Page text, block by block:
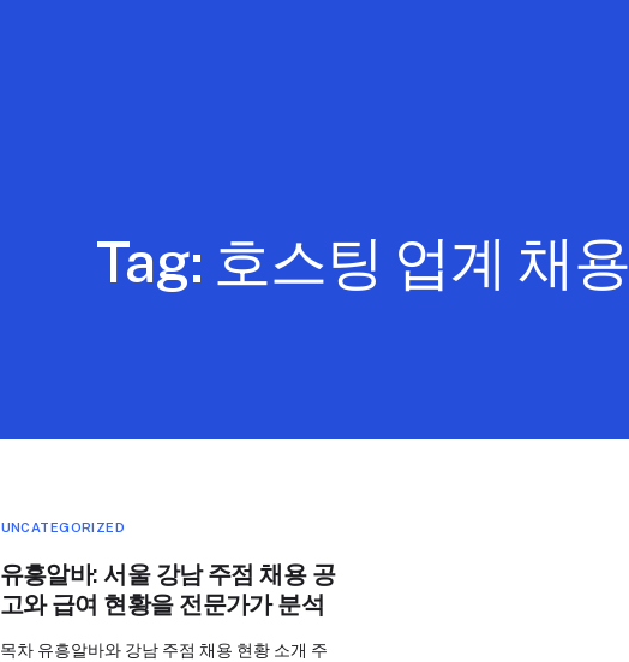
Tag: 호스팅 업계 채용
UNCATEGORIZED
유흥알바: 서울 강남 주점 채용 공
고와 급여 현황을 전문가가 분석
목차 유흥알바와 강남 주점 채용 현황 소개 주